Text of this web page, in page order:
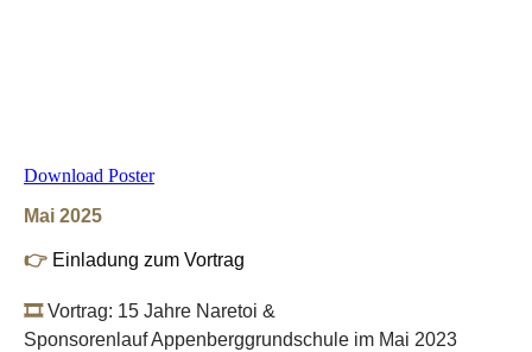
Download Poster
Mai 2025
👉 Einladung zum Vortrag
🎞️Vortrag: 15 Jahre Naretoi &
Sponsorenlauf Appenberggrundschule im Mai 2023